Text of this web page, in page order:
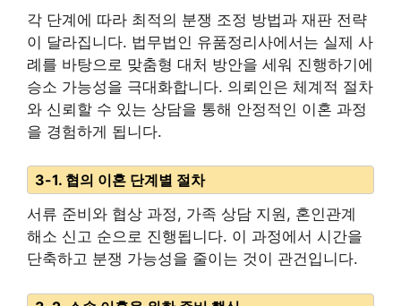
각 단계에 따라 최적의 분쟁 조정 방법과 재판 전략
이 달라집니다. 법무법인 유품정리사에서는 실제 사
례를 바탕으로 맞춤형 대처 방안을 세워 진행하기에
승소 가능성을 극대화합니다. 의뢰인은 체계적 절차
와 신뢰할 수 있는 상담을 통해 안정적인 이혼 과정
을 경험하게 됩니다.
3-1. 협의 이혼 단계별 절차
서류 준비와 협상 과정, 가족 상담 지원, 혼인관계
해소 신고 순으로 진행됩니다. 이 과정에서 시간을
단축하고 분쟁 가능성을 줄이는 것이 관건입니다.